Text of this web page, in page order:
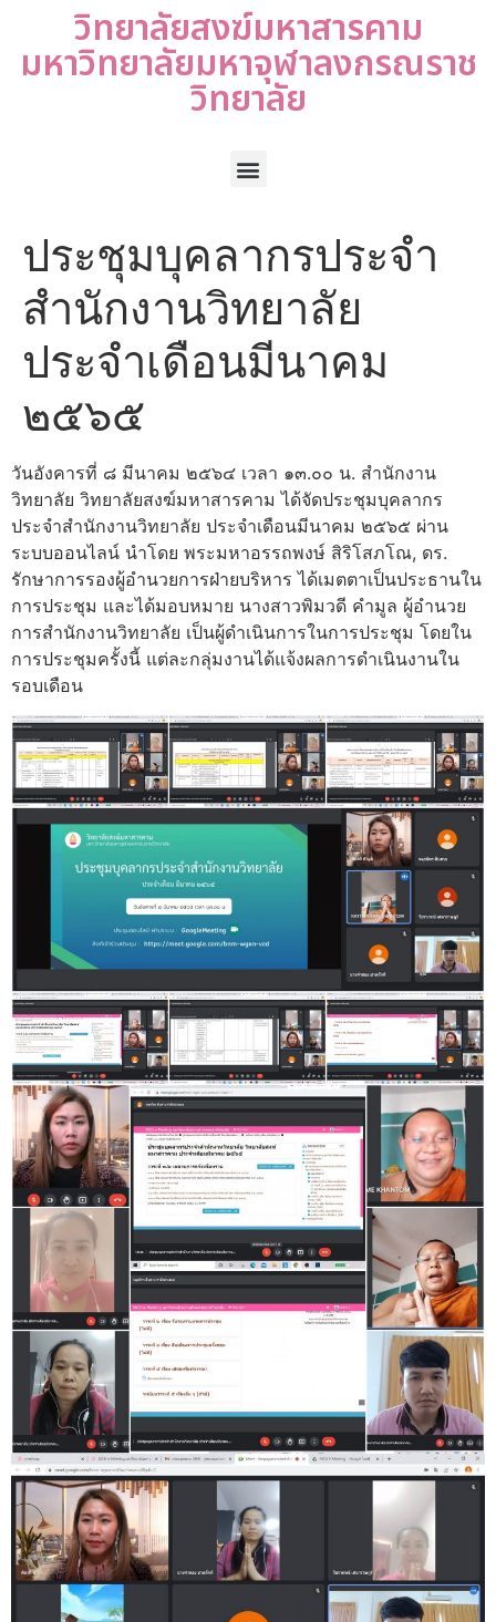
วิทยาลัยสงฆ์มหาสารคาม
มหาวิทยาลัยมหาจุฬาลงกรณราช
วิทยาลัย
ประชุมบุคลากรประจำ
สำนักงานวิทยาลัย
ประจำเดือนมีนาคม
๒๕๖๕
วันอังคารที่ ๘ มีนาคม ๒๕๖๔ เวลา ๑๓.๐๐ น. สำนักงาน
วิทยาลัย วิทยาลัยสงฆ์มหาสารคาม ได้จัดประชุมบุคลากร
ประจำสำนักงานวิทยาลัย ประจำเดือนมีนาคม ๒๕๖๕ ผ่าน
ระบบออนไลน์ นำโดย พระมหาอรรถพงษ์ สิริโสภโณ, ดร.
รักษาการรองผู้อำนวยการฝ่ายบริหาร ได้เมตตาเป็นประธานใน
การประชุม และได้มอบหมาย นางสาวพิมวดี คำมูล ผู้อำนวย
การสำนักงานวิทยาลัย เป็นผู้ดำเนินการในการประชุม โดยใน
การประชุมครั้งนี้ แต่ละกลุ่มงานได้แจ้งผลการดำเนินงานใน
รอบเดือน